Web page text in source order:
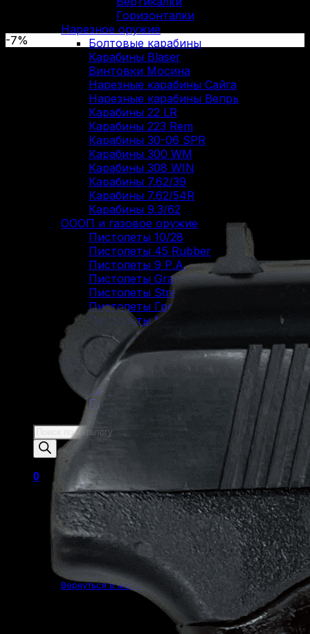
Горизонталки
Нарезное оружие
Болтовые карабины
Карабины Blaser
Винтовки Мосина
Нарезные карабины Сайга
Нарезные карабины Вепрь
Карабины 22 LR
Карабины 223 Rem
Карабины 30-06 SPR
Карабины 300 WM
Карабины 308 WIN
Карабины 7.62/39
Карабины 7.62/54R
Карабины 9.3/62
ОООП и газовое оружие
Пистолеты 10/28
Пистолеты 45 Rubber
Пистолеты 9 Р.А.
Пистолеты Grand Power
Пистолеты Streamer
Пистолеты Гроза
Пистолеты Макарова
Пистолеты ИЖ-79 (МР-79)
Пистолеты МР-80
Патроны
Патроны для гладкоствольного
оружия
Патроны для нарезного оружия
Патроны для ОООП
Поиск
товаров
0
Корзина пуста.
Вернуться в магазин
-7%